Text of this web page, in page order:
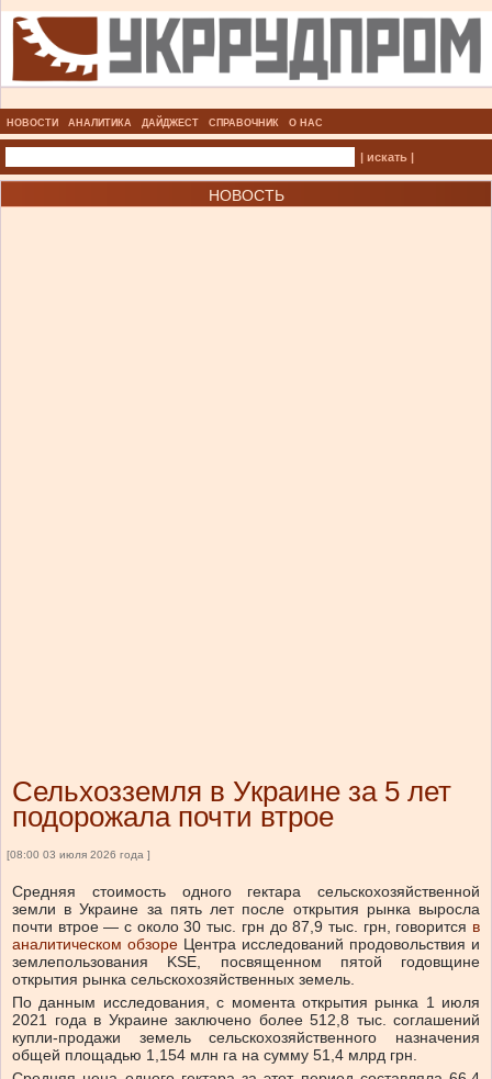
НОВОСТИ АНАЛИТИКА ДАЙДЖЕСТ СПРАВОЧНИК О НАС
| искать |
НОВОСТЬ
Сельхозземля в Украине за 5 лет
подорожала почти втрое
[08:00 03 июля 2026 года ]
Средняя стоимость одного гектара сельскохозяйственной
земли в Украине за пять лет после открытия рынка выросла
почти втрое — с около 30 тыс. грн до 87,9 тыс. грн, говорится в
аналитическом обзоре Центра исследований продовольствия и
землепользования KSE, посвященном пятой годовщине
открытия рынка сельскохозяйственных земель.
По данным исследования, с момента открытия рынка 1 июля
2021 года в Украине заключено более 512,8 тыс. соглашений
купли-продажи земель сельскохозяйственного назначения
общей площадью 1,154 млн га на сумму 51,4 млрд грн.